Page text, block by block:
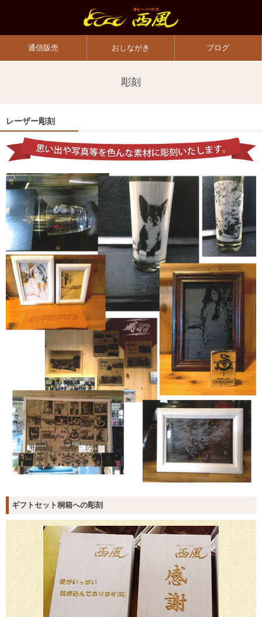
通信販売 おしながき ブログ
彫刻
レーザー彫刻
ギフトセット桐箱への彫刻